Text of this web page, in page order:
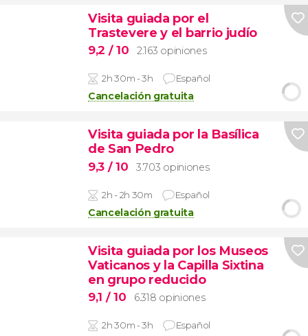
Visita guiada por el
Trastevere y el barrio judío
9,2 / 10 2.163 opiniones
2h 30m - 3h Español
Cancelación gratuita
Visita guiada por la Basílica
de San Pedro
9,3 / 10 3.703 opiniones
2h - 2h 30m Español
Cancelación gratuita
Visita guiada por los Museos
Vaticanos y la Capilla Sixtina
en grupo reducido
9,1 / 10 6.318 opiniones
2h 30m - 3h Español